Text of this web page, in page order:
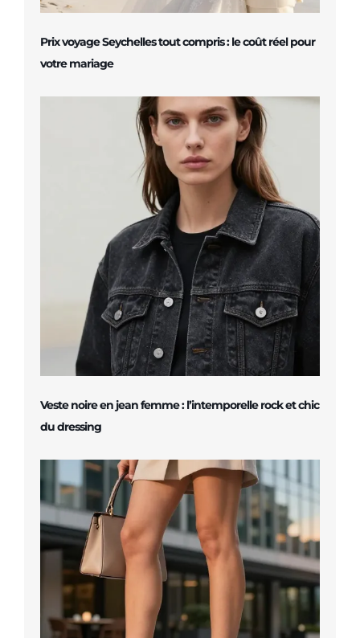
Prix voyage Seychelles tout compris : le coût réel pour
votre mariage
Veste noire en jean femme : l’intemporelle rock et chic
du dressing